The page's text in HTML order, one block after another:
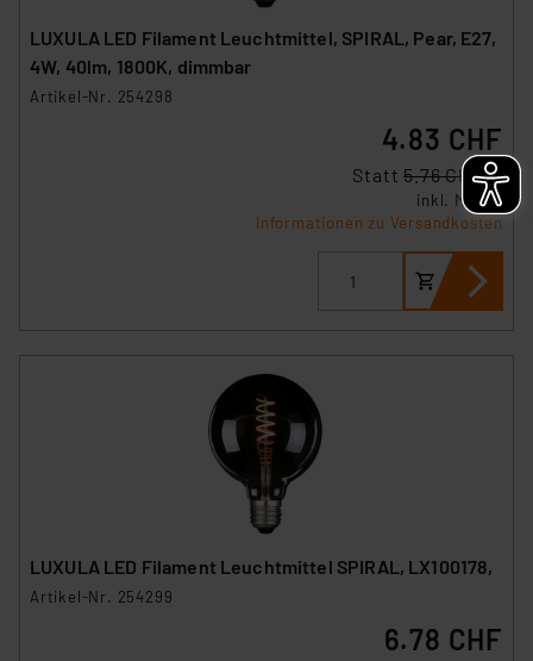
LUXULA LED Filament Leuchtmittel, SPIRAL, Pear, E27,
4W, 40lm, 1800K, dimmbar
Artikel-Nr. 254298
4.83 CHF
Statt5.76 CHF **
inkl. MwSt.
Informationen zu Versandkosten
LUXULA LED Filament Leuchtmittel SPIRAL, LX100178,
Artikel-Nr. 254299
6.78 CHF